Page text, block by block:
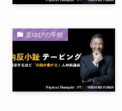
足ゆびの学校